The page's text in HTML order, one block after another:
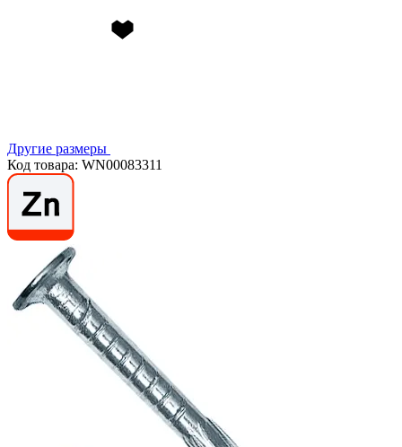
Другие размеры
Код товара: WN00083311